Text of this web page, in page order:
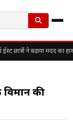
छात्रों ने बढ़ाया मदद का हाथ
विमान की